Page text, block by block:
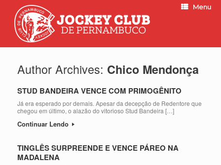
Menu
Author Archives: Chico Mendonça
STUD BANDEIRA VENCE COM PRIMOGÊNITO
Já era esperado por demais. Apesar da decepção de Redentore que
chegou em último, o alazão do vitorioso Stud Bandeira […]
Continuar Lendo
TINGLÊS SURPREENDE E VENCE PÁREO NA
MADALENA